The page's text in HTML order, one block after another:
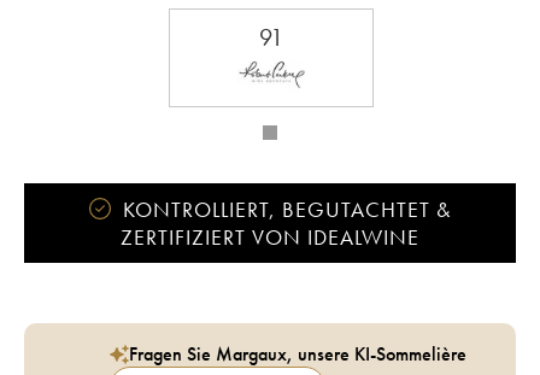
91
KONTROLLIERT, BEGUTACHTET &
ZERTIFIZIERT VON IDEALWINE
Fragen Sie Margaux, unsere KI-Sommelière